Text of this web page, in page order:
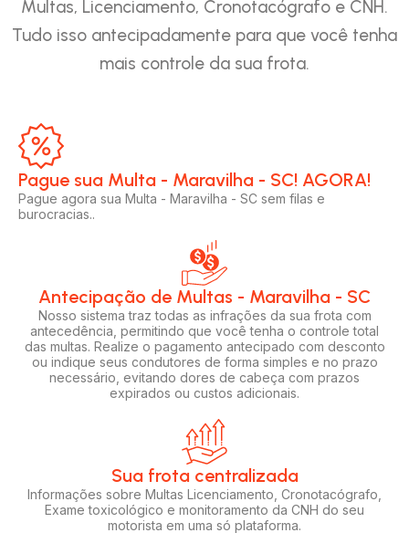
Multas, Licenciamento, Cronotacógrafo e CNH.
Tudo isso antecipadamente para que você tenha
mais controle da sua frota.
Pague sua Multa - Maravilha - SC! AGORA!​
Pague agora sua Multa - Maravilha - SC sem filas e
burocracias..
Antecipação de Multas - Maravilha - SC
Nosso sistema traz todas as infrações da sua frota com
antecedência, permitindo que você tenha o controle total
das multas. Realize o pagamento antecipado com desconto
ou indique seus condutores de forma simples e no prazo
necessário, evitando dores de cabeça com prazos
expirados ou custos adicionais.
Sua frota centralizada​
Informações sobre Multas Licenciamento, Cronotacógrafo,
Exame toxicológico e monitoramento da CNH do seu
motorista em uma só plataforma.